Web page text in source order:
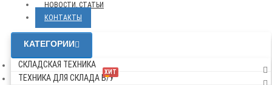
НОВОСТИ, СТАТЬИ
КОНТАКТЫ
КАТЕГОРИИ
СКЛАДСКАЯ ТЕХНИКА
ХИТ
ТЕХНИКА ДЛЯ СКЛАДА Б/У